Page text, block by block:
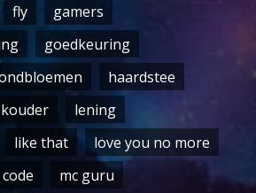
fly
gamers
goedkeuring
haardstee
kouder
lening
like that
love you no more
mc guru